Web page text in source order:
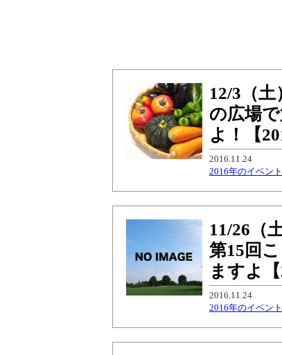
12/3（
の広場
よ！【
2016.11.24
2016年のイベント
11/26（
第15回
ますよ【
2016.11.24
2016年のイベント